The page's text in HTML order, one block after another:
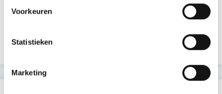
Voorkeuren
Statistieken
Marketing
Telefoonnummer is geverifieerd